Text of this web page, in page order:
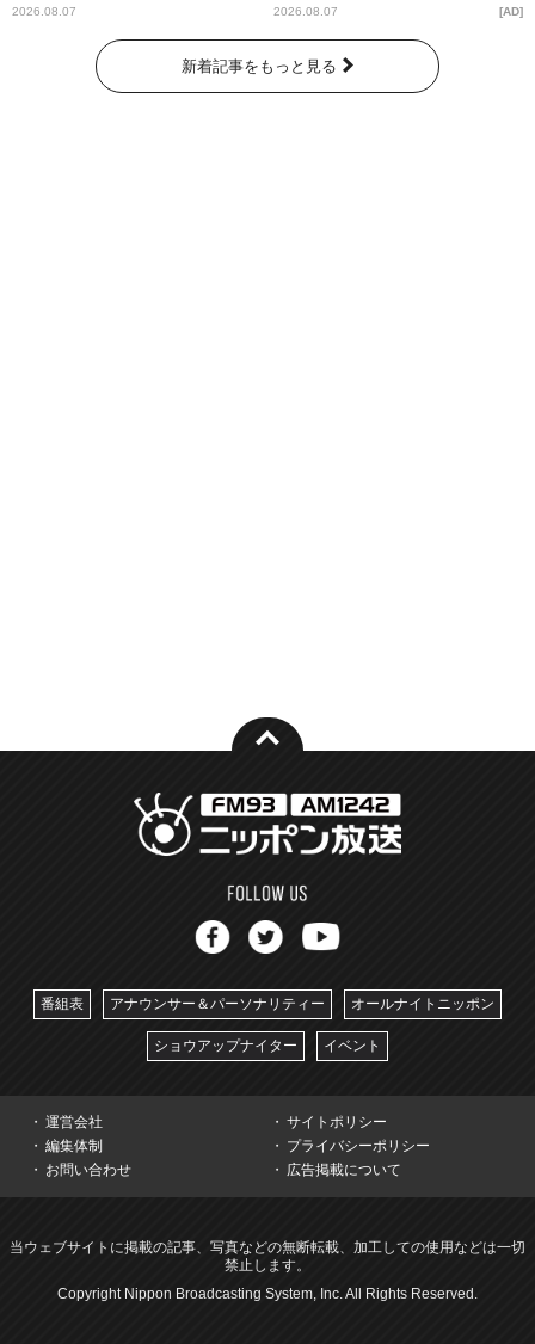
ー昼ズ』
2026.08.07 2026.08.07 AD
新着記事をもっと見る
番組表 アナウンサー＆パーソナリティー オールナイトニッポン
ショウアップナイター イベント
運営会社
サイトポリシー
編集体制
プライバシーポリシー
お問い合わせ
広告掲載について
当ウェブサイトに掲載の記事、写真などの無断転載、加工しての使用などは一切
禁止します。
Copyright Nippon Broadcasting System, Inc. All Rights Reserved.